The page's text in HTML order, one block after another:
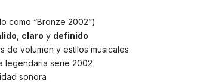
como “Bronze 2002”)
claro y definido
de volumen y estilos musicales
legendaria serie 2002
sonora